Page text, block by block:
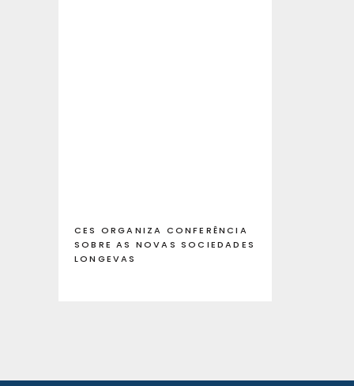
CES ORGANIZA CONFERÊNCIA
SOBRE AS NOVAS SOCIEDADES
LONGEVAS